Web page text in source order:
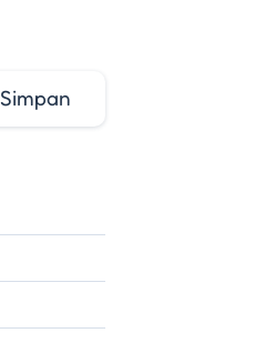
Simpan